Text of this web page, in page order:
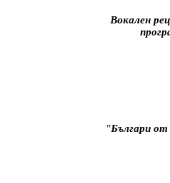
Вокален
"Българи